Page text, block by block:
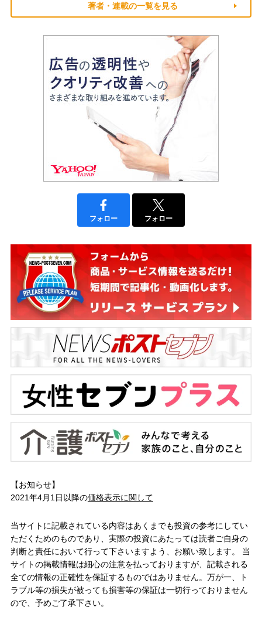
著者・連載の一覧を見る
フォロー フォロー
【お知らせ】
2021年4月1日以降の価格表示に関して
当サイトに記載されている内容はあくまでも投資の参考にしてい
ただくためのものであり、実際の投資にあたっては読者ご自身の
判断と責任において行って下さいますよう、お願い致します。 当
サイトの掲載情報は細心の注意を払っておりますが、記載される
全ての情報の正確性を保証するものではありません。万が一、ト
ラブル等の損失が被っても損害等の保証は一切行っておりません
ので、予めご了承下さい。